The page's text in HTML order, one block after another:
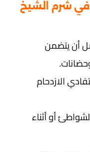
في شرم الشيخ
أن يتضمن
الازدحام
أو أثناء